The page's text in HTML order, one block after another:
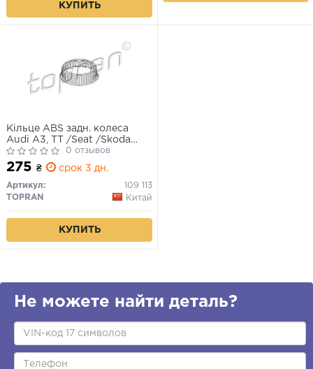
КУПИТЬ
Кільце ABS задн. колеса
Audi A3, TT /Seat /Skoda
/VW
0 отзывов
275 ₴ срок 3 дн.
Артикул:
109 113
TOPRAN
Китай
КУПИТЬ
Не можете найти деталь?